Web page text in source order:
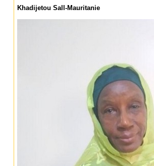
Khadijetou Sall-Mauritanie